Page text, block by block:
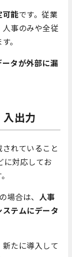
可能です。従業
事のみや全従
。
ータが外部に漏
出力
れていること
に対応してお
場合は、 人事
テムにデータ
たに導入して